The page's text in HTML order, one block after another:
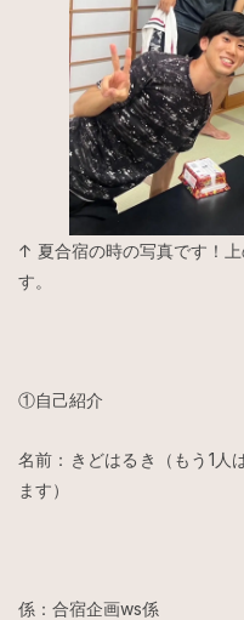
↑ 夏合宿の時の写真です！
す。
①自己紹介
名前：きどはるき（もう1人
ます）
係：合宿企画ws係